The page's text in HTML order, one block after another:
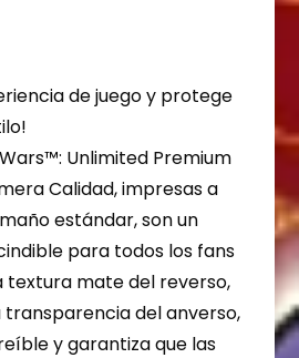
de juego y protege
Unlimited Premium
Calidad, impresas a
estándar, son un
para todos los fans
textura mate del reverso,
del anverso,
y garantiza que las